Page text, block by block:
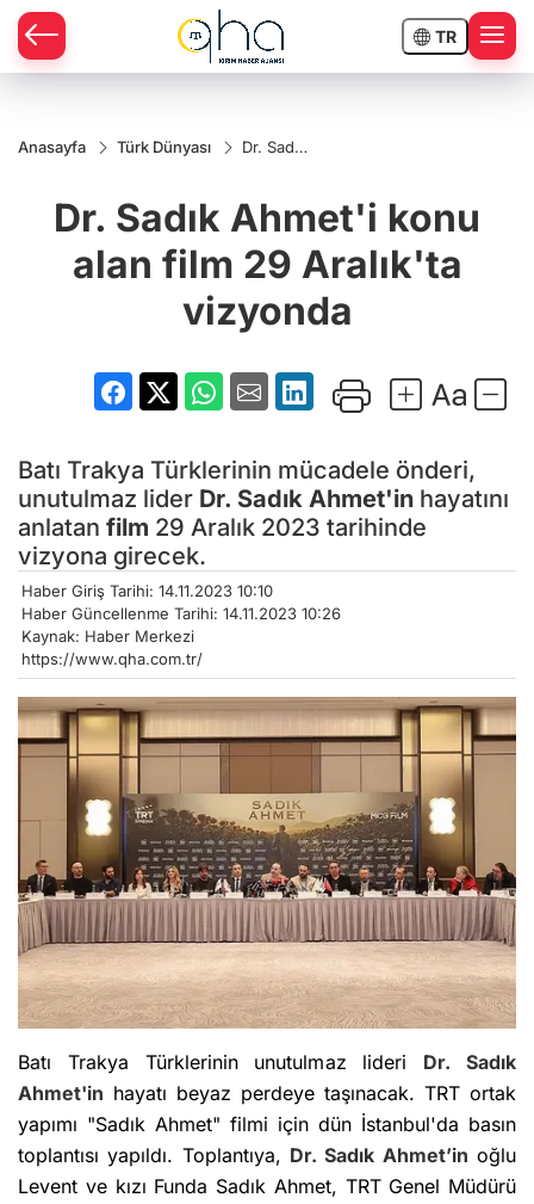
TR
Anasayfa Türk Dünyası
Dr. Sadık
alan film
29
vizyonda
Dr. Sadık Ahmet'i konu
alan film 29 Aralık'ta
vizyonda
Batı Trakya Türklerinin mücadele önderi,
unutulmaz lider Dr. Sadık Ahmet'in hayatını
anlatan film 29 Aralık 2023 tarihinde
vizyona girecek.
Haber Giriş Tarihi: 14.11.2023 10:10
Haber Güncellenme Tarihi: 14.11.2023 10:26
Kaynak: Haber Merkezi
https://www.qha.com.tr/
Batı Trakya Türklerinin unutulmaz lideri Dr. Sadık
Ahmet'in hayatı beyaz perdeye taşınacak. TRT ortak
yapımı "Sadık Ahmet" filmi için dün İstanbul'da basın
toplantısı yapıldı. Toplantıya, Dr. Sadık Ahmet’in oğlu
Levent ve kızı Funda Sadık Ahmet, TRT Genel Müdürü